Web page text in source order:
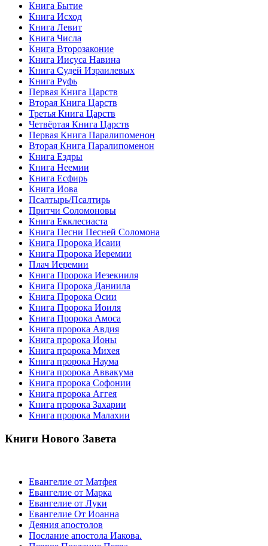
Книга Бытие
Книга Исход
Книга Левит
Книга Числа
Книга Второзаконие
Книга Иисуса Навина
Книга Судей Израилевых
Книга Руфь
Первая Книга Царств
Вторая Книга Царств
Третья Книга Царств
Четвёртая Книга Царств
Первая Книга Паралипоменон
Вторая Книга Паралипоменон
Книга Ездры
Книга Неемии
Книга Есфирь
Книга Иова
Псалтырь/Псалтирь
Притчи Соломоновы
Книга Екклесиаста
Книга Песни Песней Соломона
Книга Пророка Исаии
Книга Пророка Иеремии
Плач Иеремии
Книга Пророка Иезекииля
Книга Пророка Даниила
Книга Пророка Осии
Книга Пророка Иоиля
Книга Пророка Амоса
Книга пророка Авдия
Книга пророка Ионы
Книга пророка Михея
Книга пророка Наума
Книга пророка Аввакума
Книга пророка Софонии
Книга пророка Аггея
Книга пророка Захарии
Книга пророка Малахии
Книги Нового Завета
Евангелие от Матфея
Евангелие от Марка
Евангелие от Луки
Евангелие От Иоанна
Деяния апостолов
Послание апостола Иакова.